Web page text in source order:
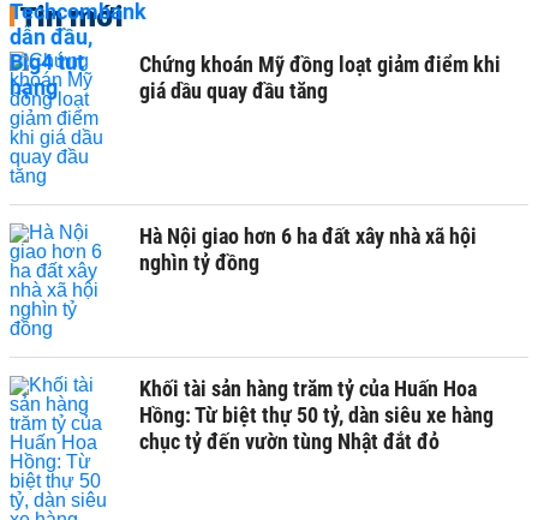
Tin mới
Chứng khoán Mỹ đồng loạt giảm điểm khi
giá dầu quay đầu tăng
Hà Nội giao hơn 6 ha đất xây nhà xã hội
nghìn tỷ đồng
Khối tài sản hàng trăm tỷ của Huấn Hoa
Hồng: Từ biệt thự 50 tỷ, dàn siêu xe hàng
chục tỷ đến vườn tùng Nhật đắt đỏ